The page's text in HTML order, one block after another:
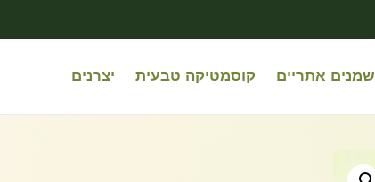
שמנים אתריים קוסמטיקה טבעית יצרנים